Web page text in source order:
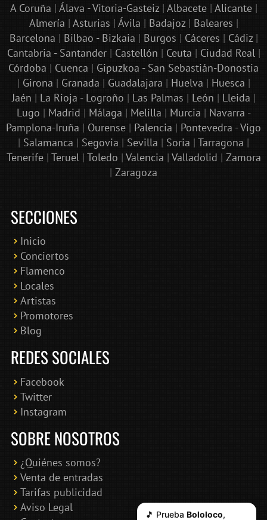
A Coruña | Álava - Vitoria-Gasteiz| Albacete| Alicante|
Almería | Asturias | Ávila | Badajoz| Baleares |
Barcelona | Bilbao - Bizkaia | Burgos | Cáceres | Cádiz|
Cantabria - Santander| Castellón | Ceuta | Ciudad Real|
Córdoba | Cuenca | Gipuzkoa - San Sebastián-Donostia
| Girona | Granada | Guadalajara | Huelva | Huesca |
Jaén | La Rioja - Logroño | Las Palmas | León | Lleida |
Lugo | Madrid | Málaga | Melilla | Murcia | Navarra -
Pamplona-Iruña | Ourense | Palencia | Pontevedra - Vigo
| Salamanca | Segovia | Sevilla | Soria | Tarragona |
Tenerife| Teruel| Toledo | Valencia | Valladolid | Zamora
| Zaragoza
SECCIONES
Inicio
Conciertos
Flamenco
Locales
Artistas
Promotores
Blog
REDES SOCIALES
Facebook
Twitter
Instagram
SOBRE NOSOTROS
¿Quiénes somos?
Venta de entradas
Tarifas publicidad
Aviso Legal